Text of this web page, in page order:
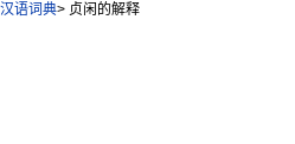
汉语词典> 贞闲的解释